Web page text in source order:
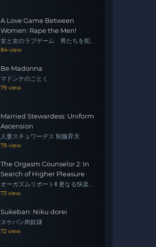
A Love Game Between
Women: Rape the Men!
女と女のラブゲーム 男たちを犯
せ！
84 view
Be Madonna
マドンナのごとく
79 view
Married Stewardess: Uniform
Ascension
人妻スチュワーデス 制服昇天
79 view
The Orgasm Counselor 2: In
Search of Higher Pleasure
オーガズムリポートⅡ 更なる快楽を
求めて
73 view
Sukeban: Niku dorei
スケバン肉奴隷
72 view